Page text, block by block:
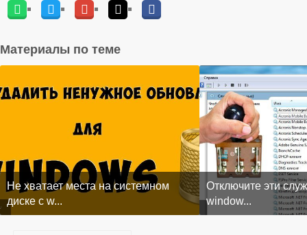
Материалы по теме
Не хватает места на системном
диске с w...
Отключите эти
window...